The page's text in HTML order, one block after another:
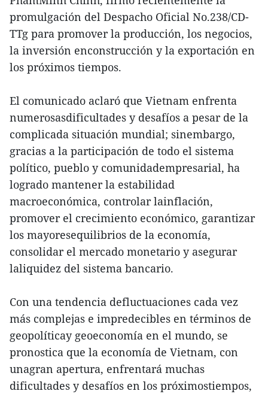
promulgación del Despacho Oficial No.238/CD-
TTg para promover la producción, los negocios,
la inversión enconstrucción y la exportación en
los próximos tiempos.
El comunicado aclaró que Vietnam enfrenta
numerosasdificultades y desafíos a pesar de la
complicada situación mundial; sinembargo,
gracias a la participación de todo el sistema
político, pueblo y comunidadempresarial, ha
logrado mantener la estabilidad
macroeconómica, controlar lainflación,
promover el crecimiento económico, garantizar
los mayoresequilibrios de la economía,
consolidar el mercado monetario y asegurar
laliquidez del sistema bancario.
Con una tendencia defluctuaciones cada vez
más complejas e impredecibles en términos de
geopolíticay geoeconomía en el mundo, se
pronostica que la economía de Vietnam, con
unagran apertura, enfrentará muchas
dificultades y desafíos en los próximostiempos,